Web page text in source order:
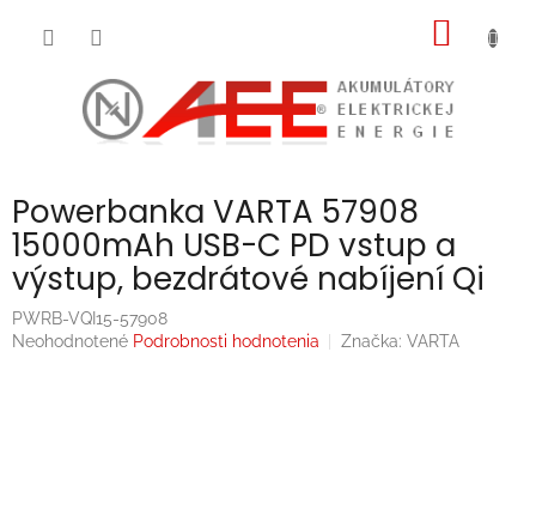
Powerbanka VARTA 57908
15000mAh USB-C PD vstup a
výstup, bezdrátové nabíjení Qi
PWRB-VQI15-57908
Priemerné
Neohodnotené Podrobnosti hodnotenia Značka: VARTA